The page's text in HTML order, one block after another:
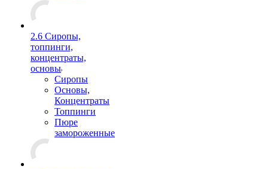
2.6 Сиропы,
топпинги,
концентраты,
основы
Сиропы
Основы,
Концентраты
Топпинги
Пюре
замороженные